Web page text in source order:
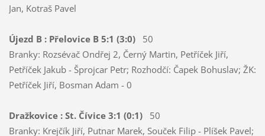
Jan, Kotraš Pavel
Újezd B : Přelovice B 5:1 (3:0)50
Branky: Rozsévač Ondřej 2, Černý Martin, Petříček Jiří,
Petříček Jakub - Šprojcar Petr; Rozhodčí: Čapek Bohuslav; ŽK:
Petříček Jiří, Bosman Adam - 0
Dražkovice : St. Čívice 3:1 (0:1)50
Branky: Krejčík Jiří, Putnar Marek, Souček Filip - Plíšek Pavel;